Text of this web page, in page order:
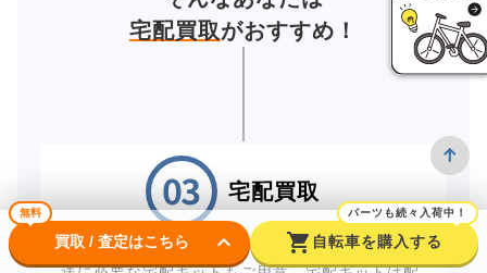
宅配買取がおすすめ！
宅配買取
自宅にいながら買取が完了する「宅配買取」。配
無料
買取 / 査定はこちら keyboard_arrow_down shopping_cart
パーツも続々入荷中！
自転車を購入する